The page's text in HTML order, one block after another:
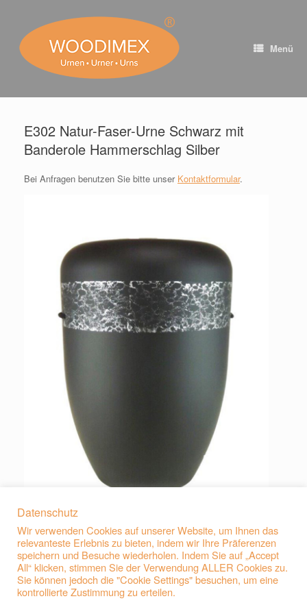
springen
Menü
E302 Natur-Faser-Urne Schwarz mit
Banderole Hammerschlag Silber
Bei Anfragen benutzen Sie bitte unser Kontaktformular.
Beitragsnavigation
Datenschutz
Wir verwenden Cookies auf unserer Website, um Ihnen das
relevanteste Erlebnis zu bieten, indem wir Ihre Präferenzen
speichern und Besuche wiederholen. Indem Sie auf „Accept
All“ klicken, stimmen Sie der Verwendung ALLER Cookies zu.
Sie können jedoch die "Cookie Settings" besuchen, um eine
kontrollierte Zustimmung zu erteilen.